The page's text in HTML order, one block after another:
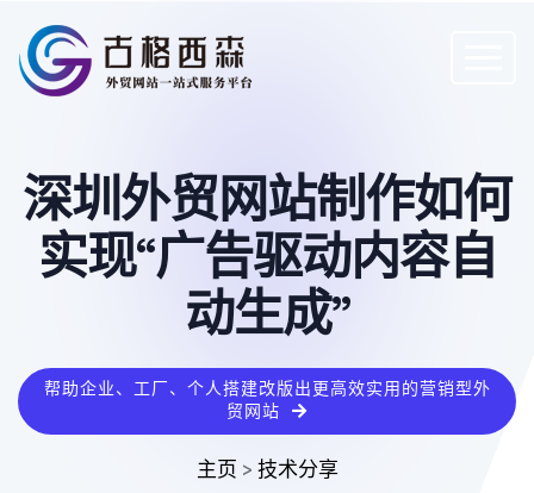
深圳外贸网站制作如何
实现“广告驱动内容自
动生成”
帮助企业、工厂、个人搭建改版出更高效实用的营销型外
贸网站
主页 > 技术分享